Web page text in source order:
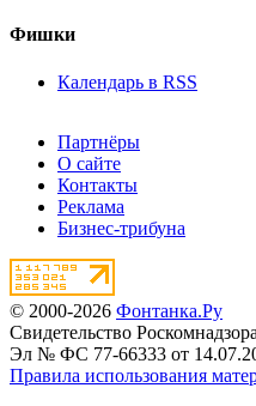
Фишки
Календарь в RSS
Партнёры
О сайте
Контакты
Реклама
Бизнес-трибуна
© 2000-2026 Фонтанка.Ру
Свидетельство Роскомнадзора
Эл № ФС 77-66333 от
Правила использования